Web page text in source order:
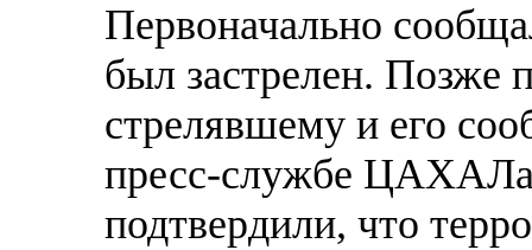
Первоначально
был застрелен. Позже
стрелявшему и его
пресс-службе
подтвердили, что